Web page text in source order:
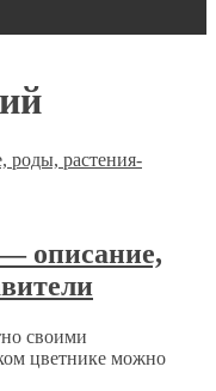
описание,
своими
цветнике можно